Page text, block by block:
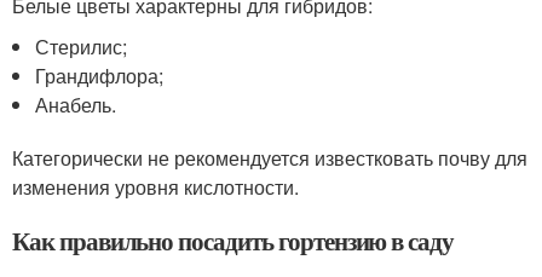
Стерилис;
Грандифлора;
Анабель.
Категорически не рекомендуется известковать почву для
изменения уровня кислотности.
Как правильно посадить гортензию в саду